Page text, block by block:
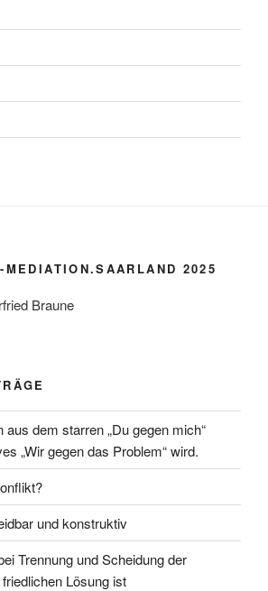
MEDIATION.SAARLAND 2025
Braune
aus dem starren „Du gegen mich“
„Wir gegen das Problem“ wird.
und konstruktiv
Trennung und Scheidung der
Lösung ist